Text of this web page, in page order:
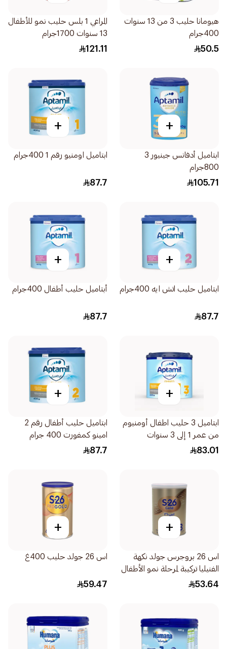
هيومانا حليب 3 من 13 سنوات
400جرام
50.5
المراعي 1 بلس حليب نمو للأطفال
13 سنوات 1700جرام
121.11
+
ابتاميل أدفانس جينيور 3
800جرام
105.71
+
ابتاميل اومنيو رقم 1 400جرام
87.7
+
ابتاميل حليب اتش ايه 400جرام
87.7
+
أبتاميل حليب أطفال 400جرام
87.7
+
ابتاميل 3 حليب اطفال أومنيوم
من عمر 1 إلى 3 سنوات
400جرام
83.01
+
ابتاميل حليب أطفال رقم 2
امينو كمفورت 400 جرام
87.7
+
اس 26 بروجرس جولد نكهة
الفنيليا تركيبة لمرحلة نمو الأطفال
المرحلة 3 400جرام
53.64
+
اس 26 جولد حليب 400غ
59.47